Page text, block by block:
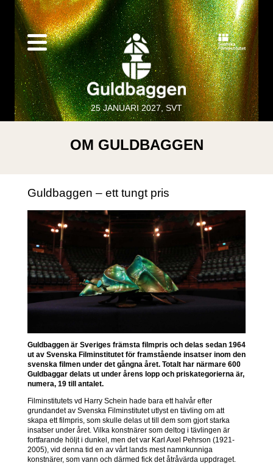
25 JANUARI 2027, SVT
OM GULDBAGGEN
Guldbaggen – ett tungt pris
Guldbaggen är Sveriges främsta filmpris och delas sedan 1964
ut av Svenska Filminstitutet för framstående insatser inom den
svenska filmen under det gångna året. Totalt har närmare 600
Guldbaggar delats ut under årens lopp och priskategorierna är,
numera, 19 till antalet.
Filminstitutets vd Harry Schein hade bara ett halvår efter
grundandet av Svenska Filminstitutet utlyst en tävling om att
skapa ett filmpris, som skulle delas ut till dem som gjort starka
insatser under året. Vilka konstnärer som deltog i tävlingen är
fortfarande höljt i dunkel, men det var Karl Axel Pehrson (1921-
2005), vid denna tid en av vårt lands mest namnkunniga
konstnärer, som vann och därmed fick det åtråvärda uppdraget.